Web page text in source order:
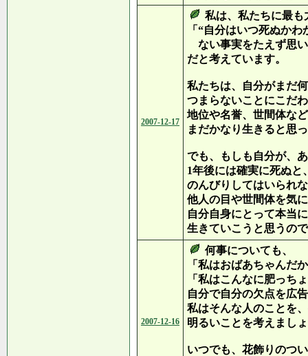
2007-12-17
私は、私たちに最も
「“自分はいつ死ぬか
ない事実をたえず思
だと考えています。
私たちは、自分がまだ
つまらないことにこだ
地位や名誉、世間体な
まだかなり生きると思
でも、もしも自分が、
1年後には確実に死ぬと
のんびりしてはいられ
他人の目や世間体を気
自分自身にとって本当
生きていこうと思うの
2007-12-16
何事についても、
「私はおばあちゃんだ
「私はこんなに肥っち
自分で自分の欠点を広
私はそんな人のことを
明るいことを考えまし
いつでも、花飾りのつ